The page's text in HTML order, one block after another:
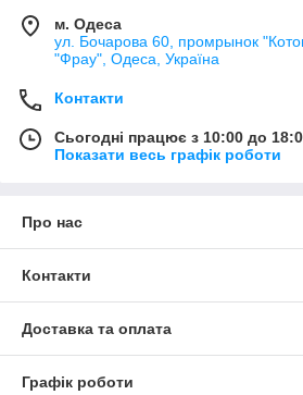
м. Одеса
ул. Бочарова 60, промрынок
"Фрау", Одеса, Україна
Контакти
Сьогодні працює з 10:00 до
Показати весь графік роботи
Про нас
Контакти
Доставка та оплата
Графік роботи